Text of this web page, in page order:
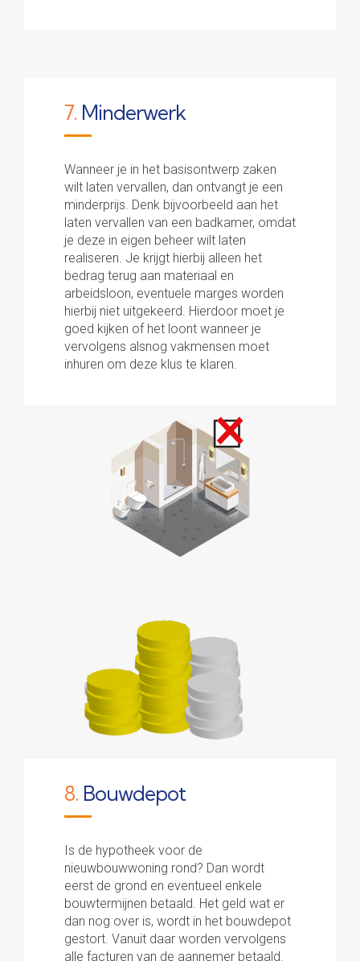
7. Minderwerk
Wanneer je in het basisontwerp zaken
wilt laten vervallen, dan ontvangt je een
minderprijs. Denk bijvoorbeeld aan het
laten vervallen van een badkamer, omdat
je deze in eigen beheer wilt laten
realiseren. Je krijgt hierbij alleen het
bedrag terug aan materiaal en
arbeidsloon, eventuele marges worden
hierbij niet uitgekeerd. Hierdoor moet je
goed kijken of het loont wanneer je
vervolgens alsnog vakmensen moet
inhuren om deze klus te klaren.
8. Bouwdepot
Is de hypotheek voor de
nieuwbouwwoning rond? Dan wordt
eerst de grond en eventueel enkele
bouwtermijnen betaald. Het geld wat er
dan nog over is, wordt in het bouwdepot
gestort. Vanuit daar worden vervolgens
alle facturen van de aannemer betaald.